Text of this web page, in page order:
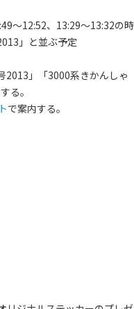
～12:52、13:29～13:32の時
」と並ぶ予定
」「3000系きかんしゃ
る。
で案内する。